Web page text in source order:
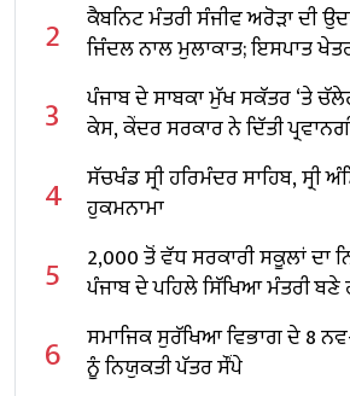
2
ਕੈਬਨਿਟ ਮੰਤਰੀ ਸੰਜੀਵ ਅਰੋੜਾ ਦੀ
ਜਿੰਦਲ ਨਾਲ ਮੁਲਾਕਾਤ; ਇਸਪਾਤ
ਨਿਵੇਸ਼ ਦਾ ਐਲਾਨ
3
ਪੰਜਾਬ ਦੇ ਸਾਬਕਾ ਮੁੱਖ ਸਕੱਤਰ ‘ਤੇ
ਕੇਸ, ਕੇਂਦਰ ਸਰਕਾਰ ਨੇ ਦਿੱਤੀ
4
ਸੱਚਖੰਡ ਸ੍ਰੀ ਹਰਿਮੰਦਰ ਸਾਹਿਬ, ਸ੍ਰੀ
ਹੁਕਮਨਾਮਾ
5
2,000 ਤੋਂ ਵੱਧ ਸਰਕਾਰੀ ਸਕੂਲਾਂ ਦਾ
ਪੰਜਾਬ ਦੇ ਪਹਿਲੇ ਸਿੱਖਿਆ ਮੰਤਰੀ
6
ਸਮਾਜਿਕ ਸੁਰੱਖਿਆ ਵਿਭਾਗ ਦੇ 8
ਨੂੰ ਨਿਯੁਕਤੀ ਪੱਤਰ ਸੌਂਪੇ